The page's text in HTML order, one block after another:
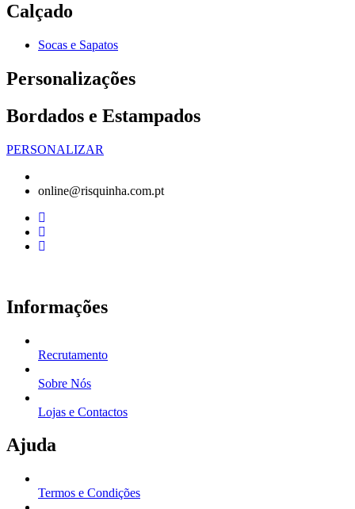
Calçado
Socas e Sapatos
Personalizações
Bordados e Estampados
PERSONALIZAR
online@risquinha.com.pt
Informações
Recrutamento
Sobre Nós
Lojas e Contactos
Ajuda
Termos e Condições